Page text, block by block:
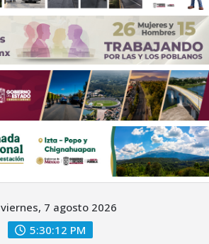
viernes, 7 agosto 2026
5:30:14 PM